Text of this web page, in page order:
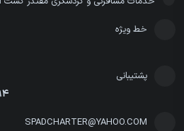
خط ویژه
پشتیبانی
SPADCHARTER@YAHOO.COM